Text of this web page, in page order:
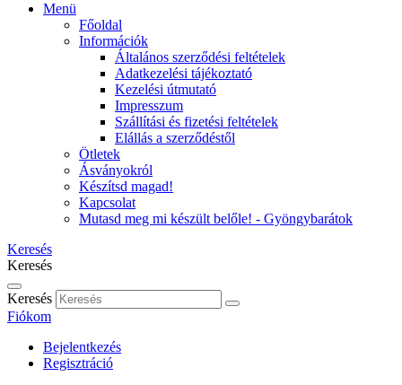
Menü
Főoldal
Információk
Általános szerződési feltételek
Adatkezelési tájékoztató
Kezelési útmutató
Impresszum
Szállítási és fizetési feltételek
Elállás a szerződéstől
Ötletek
Ásványokról
Készítsd magad!
Kapcsolat
Mutasd meg mi készült belőle! - Gyöngybarátok
Keresés
Keresés
Keresés
Fiókom
Bejelentkezés
Regisztráció